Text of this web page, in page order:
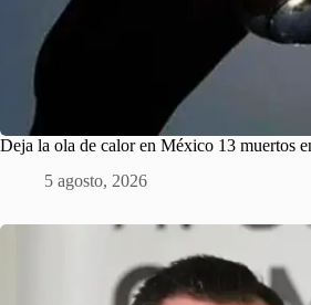
Deja la ola de calor en México 13 muertos
5 agosto, 2026